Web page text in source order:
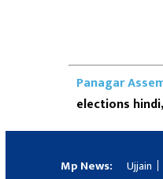
Panagar
elections
Mp News: Ujjain